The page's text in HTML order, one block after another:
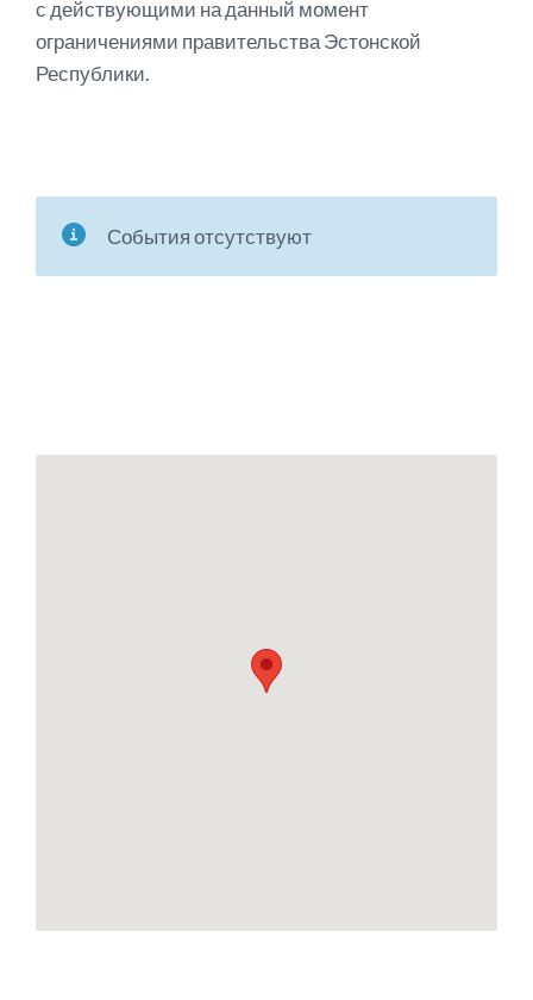
с действующими на данный момент
ограничениями правительства Эстонской
Республики.
События отсутствуют